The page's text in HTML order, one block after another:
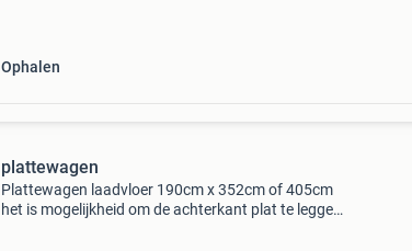
Ophalen
plattewagen
Plattewagen laadvloer 190cm x 352cm of 405cm
het is mogelijkheid om de achterkant plat te leggen